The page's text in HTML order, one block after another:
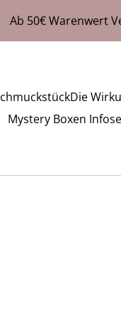
Ab 50€ Warenwert
Die
Mystery Boxen